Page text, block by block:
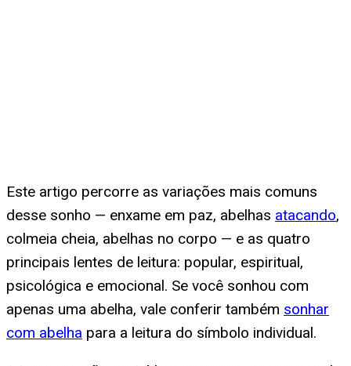
Este artigo percorre as variações mais comuns
desse sonho — enxame em paz, abelhas atacando,
colmeia cheia, abelhas no corpo — e as quatro
principais lentes de leitura: popular, espiritual,
psicológica e emocional. Se você sonhou com
apenas uma abelha, vale conferir também sonhar
com abelha para a leitura do símbolo individual.